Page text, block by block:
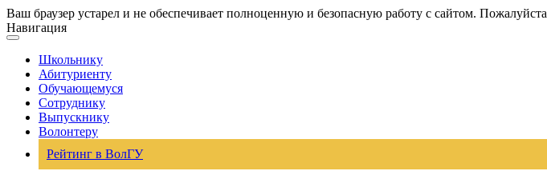
Ваш браузер устарел и не обеспечивает полноценную и безопасную работу с сайтом. Пожалуйста
Навигация
Школьнику
Абитуриенту
Обучающемуся
Сотруднику
Выпускнику
Волонтеру
Рейтинг в ВолГУ